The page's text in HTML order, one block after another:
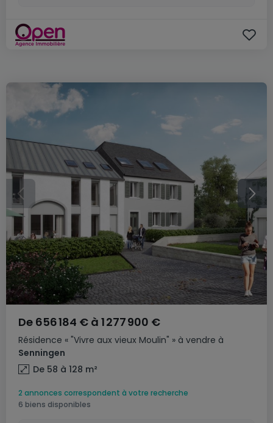
Résidence « "Vivre aux vieux Moulin" » à vendre à
Senningen
De 656 184 € à 1 277 900 €
De 58 à 128 m²
2 annonces correspondent à votre recherche
6 biens disponibles